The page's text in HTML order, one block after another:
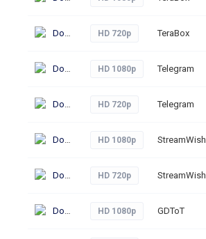
Download HD 720p TeraBox
Download HD 1080p Telegram
Download HD 720p Telegram
Download HD 1080p StreamWish
Download HD 720p StreamWish
Download HD 1080p GDToT